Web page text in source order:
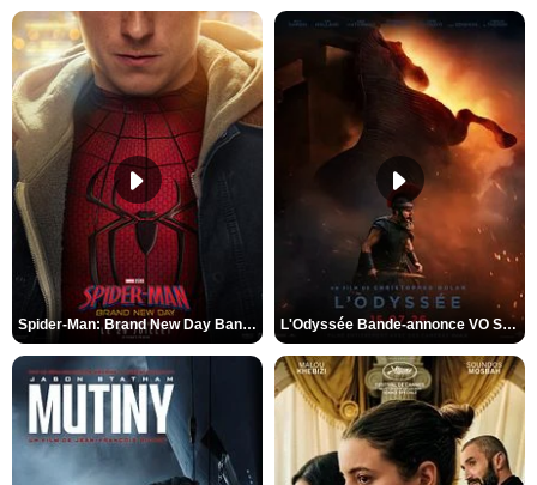
Spider-Man: Brand New Day Bande-annonce VO STFR L'Odyssée Bande-annonce VO STFR